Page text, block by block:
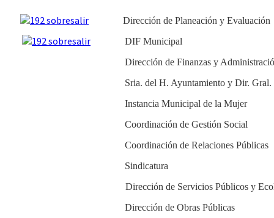
Dirección de Planeación y Evaluación
DIF Municipal
Dirección de Finanzas y
Sria. del H. Ayuntamiento y Dir. Gral.
Instancia Municipal de la Mujer
Coordinación de Gestión Social
Coordinación de Relaciones Públicas
Sindicatura
Dirección de Servicios Públicos y
Dirección de Obras Públicas